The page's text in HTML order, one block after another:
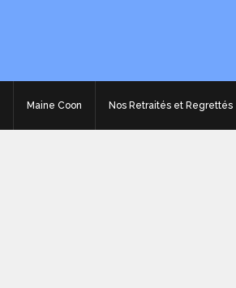
Maine Coon Nos Retraités et Regrettés